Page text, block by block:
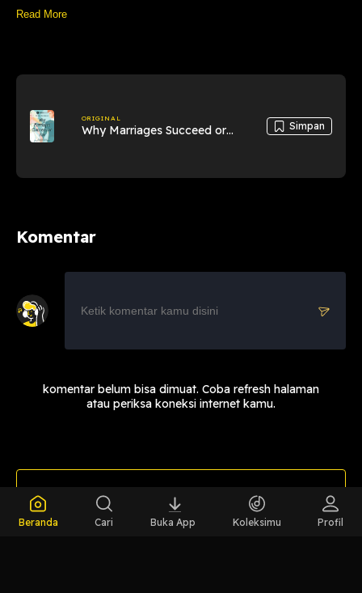
Read More
ORIGINAL
Why Marriages Succeed or
Simpan
Komentar
komentar belum bisa dimuat. Coba refresh halaman
atau periksa koneksi internet kamu.
LIHAT CHAPTER LAIN
Beranda
Cari Buka App Koleksimu Profil